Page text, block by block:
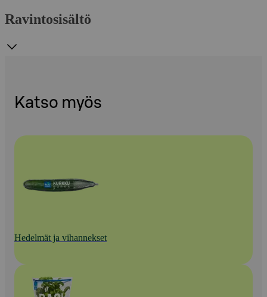
Ravintosisältö
Katso myös
Hedelmät ja vihannekset